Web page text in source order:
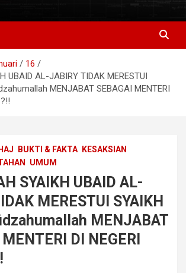
16
UBAID AL-JABIRY TIDAK MERESTUI
MENJABAT SEBAGAI MENTERI
BUKTI & FAKTA
KESAKSIAN
UMUM
SYAIKH UBAID AL-
MERESTUI SYAIKH
MENJABAT
DI NEGERI